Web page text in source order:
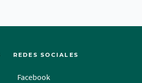
REDES SOCIALES
Facebook